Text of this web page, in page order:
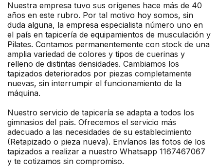
Nuestra empresa tuvo sus orígenes hace más de 40
años en este rubro. Por tal motivo hoy somos, sin
duda alguna, la empresa especialista número uno en
el país en tapicería de equipamientos de musculación y
Pilates. Contamos permanentemente con stock de una
amplia variedad de colores y tipos de cuerinas y
relleno de distintas densidades. Cambiamos los
tapizados deteriorados por piezas completamente
nuevas, sin interrumpir el funcionamiento de la
máquina.
Nuestro servicio de tapicería se adapta a todos los
gimnasios del país. Ofrecemos el servicio más
adecuado a las necesidades de su establecimiento
(Retapizado o pieza nueva). Envíanos las fotos de los
tapizados a realizar a nuestro Whatsapp 1167467067
y te cotizamos sin compromiso.